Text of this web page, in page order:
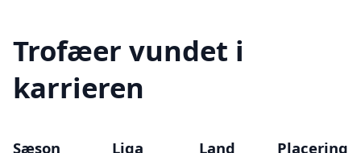
Trofæer vundet i
karrieren
Sæson Liga Land Placering